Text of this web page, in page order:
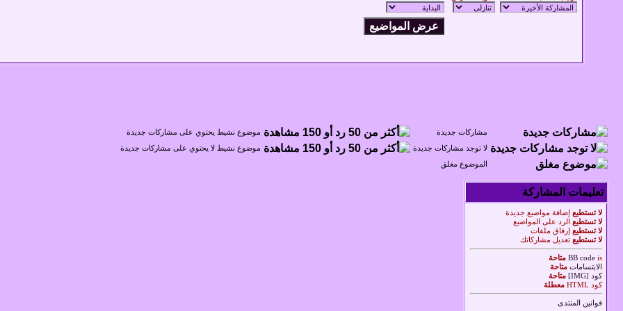
مشاركات جديدة موضوع نشيط يحتوي على مشاركات جديدة
لا توجد مشاركات جديدة موضوع نشيط لا يحتوي على مشاركات جديدة
الموضوع مغلق
تعليمات المشاركة
لا تستطيع إضافة مواضيع جديدة
لا تستطيع الرد على المواضيع
لا تستطيع إرفاق ملفات
لا تستطيع تعديل مشاركاتك
BB code is
متاحة
الابتسامات متاحة
كود [IMG]
متاحة
كود HTML
معطلة
قوانين المنتدى